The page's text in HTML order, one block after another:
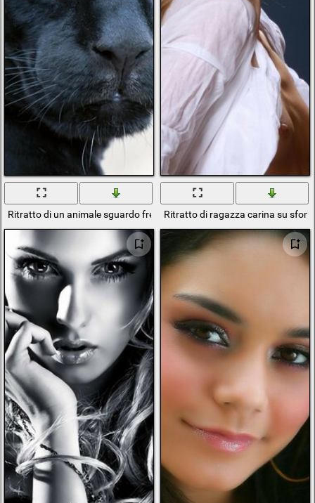
Ritratto di un animale sguardo freddoRitratto di ragazza carina su